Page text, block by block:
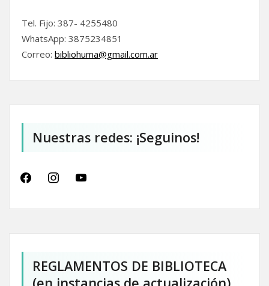
Tel. Fijo: 387- 4255480
WhatsApp: 3875234851
Correo: bibliohuma@gmail.com.ar
Nuestras redes: ¡Seguinos!
facebookinstagramyoutube
REGLAMENTOS DE BIBLIOTECA